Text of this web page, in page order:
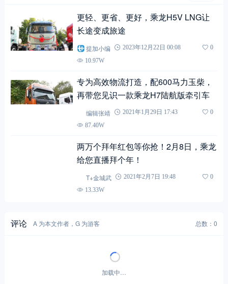
更轻、更省、更好，乘龙H5V LNG让
长途变成旅途
提加小编 2023年12月22日 00:08
0
10.97W
专为高效物流打造，配600马力玉柴，
再带您见识一款乘龙H7陆航版牵引车
编辑张靖 2021年1月29日 17:43
0
87.40W
两万个拜年红包等你抢！2月8日，乘龙
给您直播拜个年！
T+金城武 2021年2月7日 19:48
0
13.33W
评论 A 为本文作者，G 为游客 总数：0
暂无评论！